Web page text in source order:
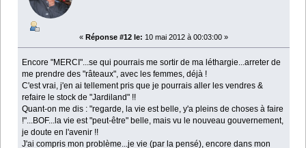
« Réponse #12 le: 10 mai 2012 à 00:03:00 »
Encore "MERCI"...se qui pourrais me sortir de ma léthargie...arreter de
me prendre des "râteaux", avec les femmes, déjà !
C'est vrai, j'en ai tellement pris que je pourrais aller les vendres &
refaire le stock de "Jardiland" !!
Quant-on me dis : "regarde, la vie est belle, y'a pleins de choses à faire
!"...BOF...la vie est "peut-être" belle, mais vu le nouveau gouvernement,
je doute en l'avenir !!
J'ai compris mon problème...je vie (par la pensé), encore dans mon